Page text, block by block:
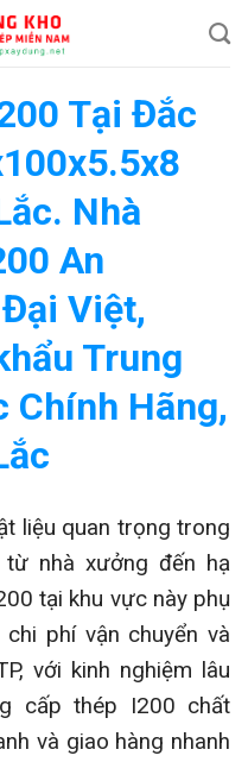
Tại Đắc
Nhà
An
Việt,
Trung
Chính Hãng,
liệu quan trọng trong
nhà xưởng đến hạ
tại khu vực này phụ
phí vận chuyển và
với kinh nghiệm lâu
cấp thép I200 chất
và giao hàng nhanh